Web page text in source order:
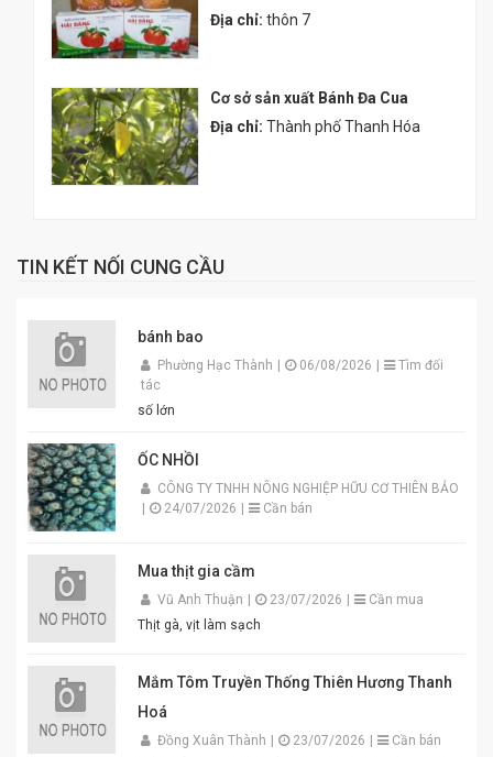
Địa chỉ: thôn 7
Cơ sở sản xuất Bánh Đa Cua
Địa chỉ: Thành phố Thanh Hóa
TIN KẾT NỐI CUNG CẦU
bánh bao
Phường Hạc Thành 06/08/2026
Tìm đối
tác
số lớn
ỐC NHỒI
CÔNG TY TNHH NÔNG NGHIỆP HỮU CƠ THIÊN BẢO
24/07/2026 Cần bán
Mua thịt gia cầm
Vũ Anh Thuận 23/07/2026
Cần mua
Thịt gà, vịt làm sạch
Mắm Tôm Truyền Thống Thiên Hương Thanh
Hoá
Đồng Xuân Thành 23/07/2026
Cần bán